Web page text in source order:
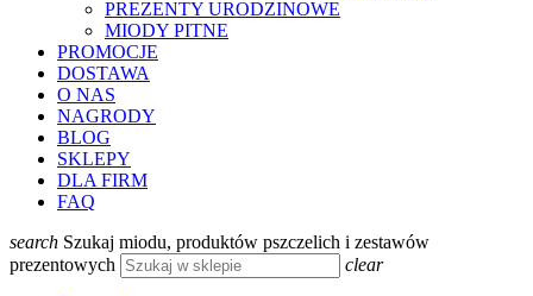
PREZENTY URODZINOWE
MIODY PITNE
PROMOCJE
DOSTAWA
O NAS
NAGRODY
BLOG
SKLEPY
DLA FIRM
FAQ
search Szukaj miodu, produktów pszczelich i zestawów
prezentowych
clear